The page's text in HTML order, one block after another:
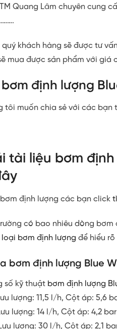
Quang Lâm chuyên cung
khách hàng sẽ được tư
mua được sản phẩm với giá
định lượng
tôi muốn chia sẻ với các bạn
tài liệu bơm định
định lượng các bạn click
có bao nhiêu dòng
loại bơm định lượng để hiểu rõ
bơm định lượng Blue
số kỹ thuật bơm định lượng
lượng: 11,5 l/h, Cột áp: 5,6
lượng: 14 l/h, Cột áp: 4,2 bar
lượng: 30 l/h, Cột áp: 2,1